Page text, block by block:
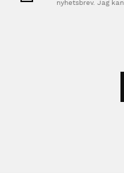
nyhetsbrev. Jag